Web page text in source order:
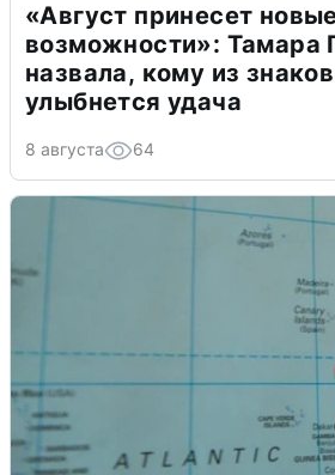
«Август принесет
возможности»: Тамара
назвала, кому из
улыбнется удача
8 августа 64